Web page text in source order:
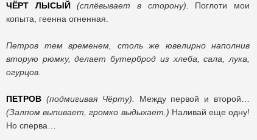
ЧЁРТ ЛЫСЫЙ
(сплёвывает в сторону).
Поглоти мои
копыта, геенна огненная.
Петров тем временем, столь же ювелирно наполнив
вторую рюмку, делает бутерброд из хлеба, сала, лука,
огурцов.
ПЕТРОВ (подмигивая Чёрту).
Между первой и второй…
(Залпом выпивает, громко выдыхает.) Наливай еще одну!
Но сперва…